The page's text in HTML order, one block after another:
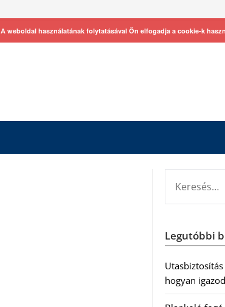
Legutóbbi
hogyan
A weboldal használatának folytatásával Ön elfogadja a cookie-k